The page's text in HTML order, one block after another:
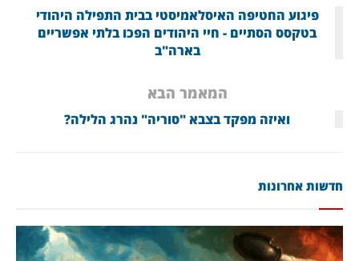
פיגוע החטיפה האיסלאמיסטי בבית התפילה היהודי
בטקסס הסתיים - חיי היהודים הפכו בלתי אפשריים
בארה"ב
המאמר הבא
ואיזה מפקד בצבא "סוריה" נהרג הלילה?
חדשות אחרונות